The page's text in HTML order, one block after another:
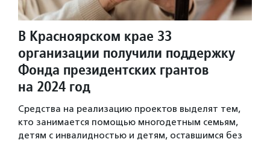
В Красноярском крае 33
организации получили поддержку
Фонда президентских грантов
на 2024 год
Средства на реализацию проектов выделят тем,
кто занимается помощью многодетным семьям,
детям с инвалидностью и детям, оставшимся без